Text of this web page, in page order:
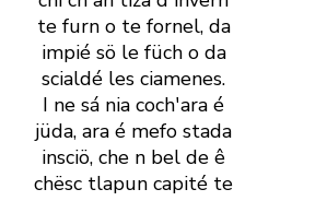
te furn o te fornel, da
impié sö le füch o da
scialdé les ciamenes.
I ne sá nia coch' ara é
jüda, ara é mefo stada
insciö, che n bel de ê
chësc tlapun capité te